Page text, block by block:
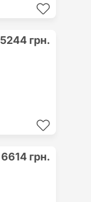
5244 грн.
6614 грн.